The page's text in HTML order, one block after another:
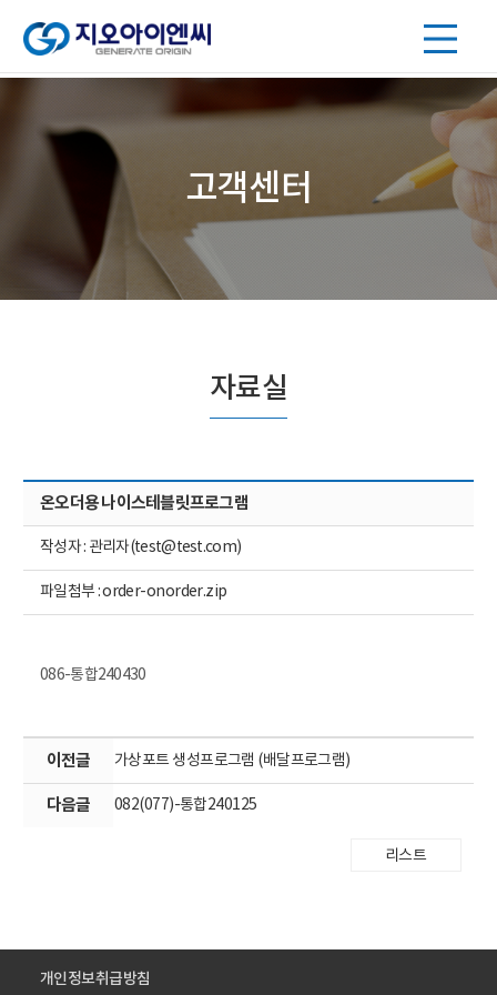
고객센터
자료실
온오더용 나이스테블릿프로그램
작성자 : 관리자(test@test.com)
파일첨부 :order-onorder.zip
086-통합240430
이전글 가상포트 생성프로그램 (배달프로그램)
다음글 082(077)-통합240125
리스트
개인정보취급방침